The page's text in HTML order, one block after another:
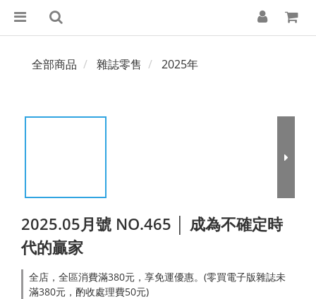
全部商品 雜誌零售 2025年
2025.05月號 NO.465 │ 成為不確定時
代的贏家
全店，全區消費滿380元，享免運優惠。(零買電子版雜誌未
滿380元，酌收處理費50元)